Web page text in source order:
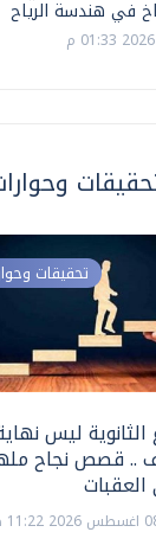
في هندسة الرياح
تحقيقات
ليس
.. قصص نجاح